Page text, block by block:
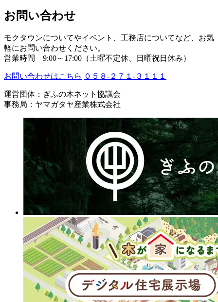
お問い合わせ
モクタウンについてやイベント、工務店についてなど、お気
軽にお問い合わせください。
営業時間 9:00～17:00（土曜不定休、日曜祝日休み）
お問い合わせはこちら ０５８-２７１-３１１１
運営団体：ぎふの木ネット協議会
事務局：ヤマガタヤ産業株式会社